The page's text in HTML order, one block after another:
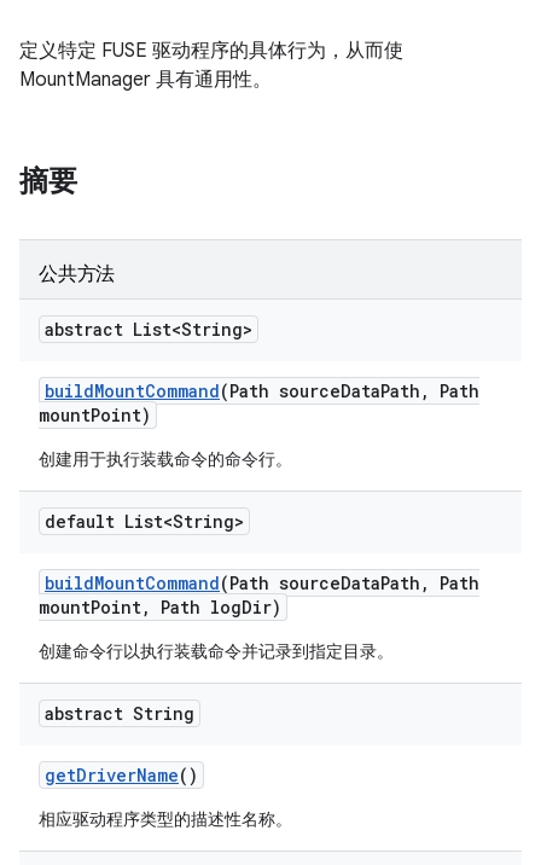
定义特定 FUSE 驱动程序的具体行为，从而使
MountManager 具有通用性。
摘要
公共方法
abstract List<String>
buildMountCommand(Path sourceDataPath ,
Path
mountPoint)
创建用于执行装载命令的命令行。
default List<String>
buildMountCommand(Path sourceDataPath ,
Path
mountPoint, Path logDir)
创建命令行以执行装载命令并记录到指定目录。
abstract String
getDriverName()
相应驱动程序类型的描述性名称。